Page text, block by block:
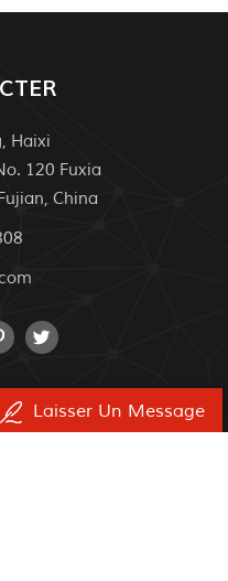
Haixi
120 Fuxia
China
Laisser Un Message